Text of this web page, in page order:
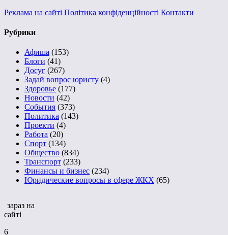
Реклама на сайті Політика конфіденційності Контакти
Рубрики
Афиша (153)
Блоги (41)
Досуг (267)
Задай вопрос юристу (4)
Здоровье (177)
Новости (42)
События (373)
Политика (143)
Проекти (4)
Работа (20)
Спорт (134)
Общество (834)
Транспорт (233)
Финансы и бизнес (234)
Юридические вопросы в сфере ЖКХ (65)
зараз на
сайті
6